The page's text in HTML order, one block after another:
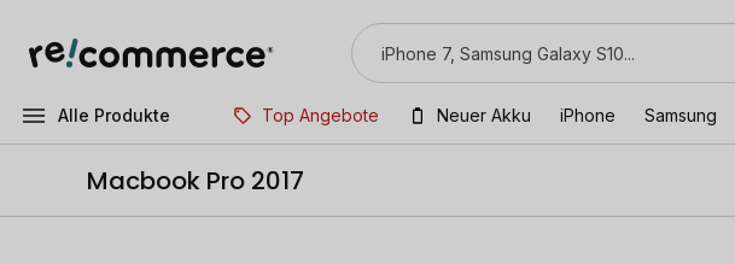
Alle Produkte Top Angebote Neuer Akku iPhone Samsung
Macbook Pro 2017